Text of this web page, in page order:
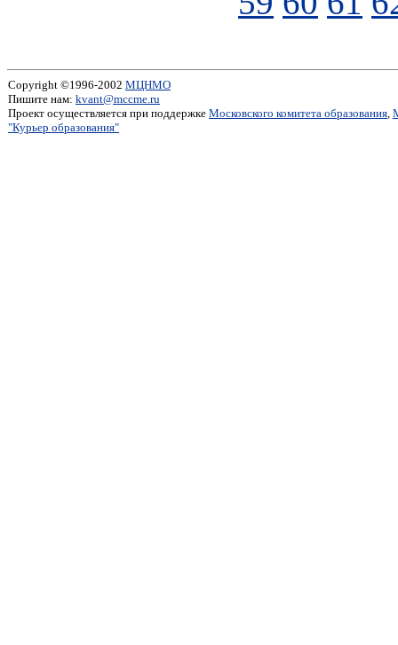
Copyright ©1996-2002 МЦНМО
Пишите нам: kvant@mccme.ru
Проект осуществляется при поддержке Московского комитета образования,
"Курьер образования"